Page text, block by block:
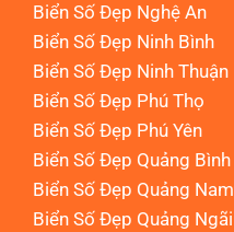
Biển Số Đẹp Nghệ An
Biển Số Đẹp Ninh Bình
Biển Số Đẹp Ninh Thuận
Biển Số Đẹp Phú Thọ
Biển Số Đẹp Phú Yên
Biển Số Đẹp Quảng Bình
Biển Số Đẹp Quảng Nam
Biển Số Đẹp Quảng Ngãi